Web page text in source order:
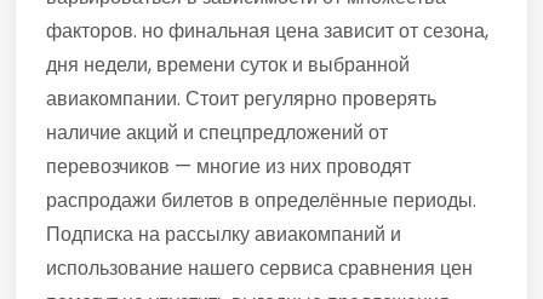
факторов. но финальная цена зависит от сезона,
дня недели, времени суток и выбранной
авиакомпании. Стоит регулярно проверять
наличие акций и спецпредложений от
перевозчиков — многие из них проводят
распродажи билетов в определённые периоды.
Подписка на рассылку авиакомпаний и
использование нашего сервиса сравнения цен